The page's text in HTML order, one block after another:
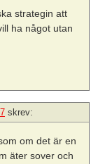
strategin att
ha något utan
skrev:
om det är en
äter sover och